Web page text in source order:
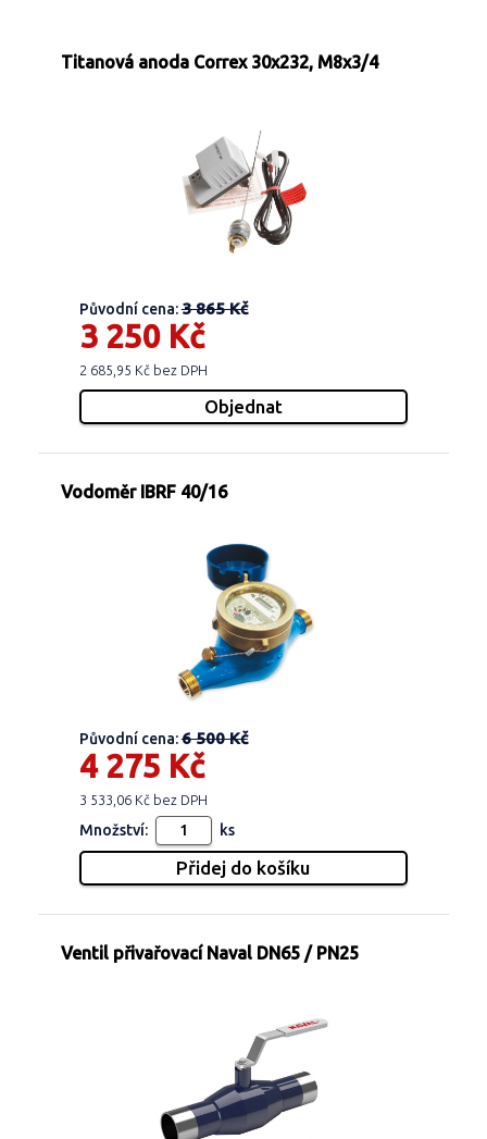
Titanová anoda Correx 30x232, M8x3/4
Původní cena:3 865 Kč
3 250 Kč
2 685,95 Kč bez DPH
Vodoměr IBRF 40/16
Původní cena:6 500 Kč
4 275 Kč
3 533,06 Kč bez DPH
Množství: ks
Ventil přivařovací Naval DN65 / PN25